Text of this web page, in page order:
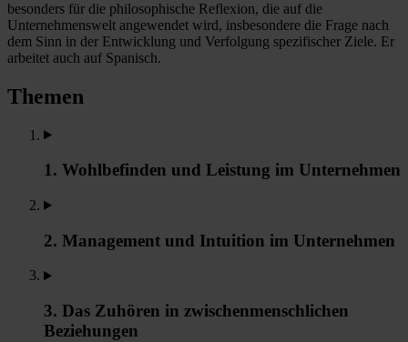
besonders für die philosophische Reflexion, die auf die
Unternehmenswelt angewendet wird, insbesondere die Frage nach
dem Sinn in der Entwicklung und Verfolgung spezifischer Ziele. Er
arbeitet auch auf Spanisch.
Themen
1. Wohlbefinden und Leistung im Unternehmen
2. Management und Intuition im Unternehmen
3. Das Zuhören in zwischenmenschlichen
Beziehungen